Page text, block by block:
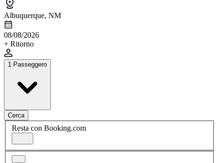
Albuquerque, NM
08/08/2026
+ Ritorno
1 Passeggero
Cerca
Resta con Booking.com